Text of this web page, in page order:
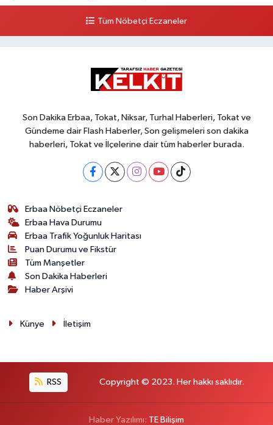
Tüm Nöbetçi Eczaneler
Son Dakika Erbaa, Tokat, Niksar, Turhal Haberleri, Tokat ve
Gündeme dair Flash Haberler, Son gelişmeleri son dakika
haberleri, Tokat ve İlçelerine dair tüm haberler burada.
Erbaa Nöbetçi Eczaneler
Erbaa Hava Durumu
Erbaa Trafik Yoğunluk Haritası
Puan Durumu ve Fikstür
Tüm Manşetler
Son Dakika Haberleri
Haber Arşivi
Künye İletişim
RSS Copyright © 2023. Her hakkı saklıdır.
Haber Yazılımı: TE Bilişim